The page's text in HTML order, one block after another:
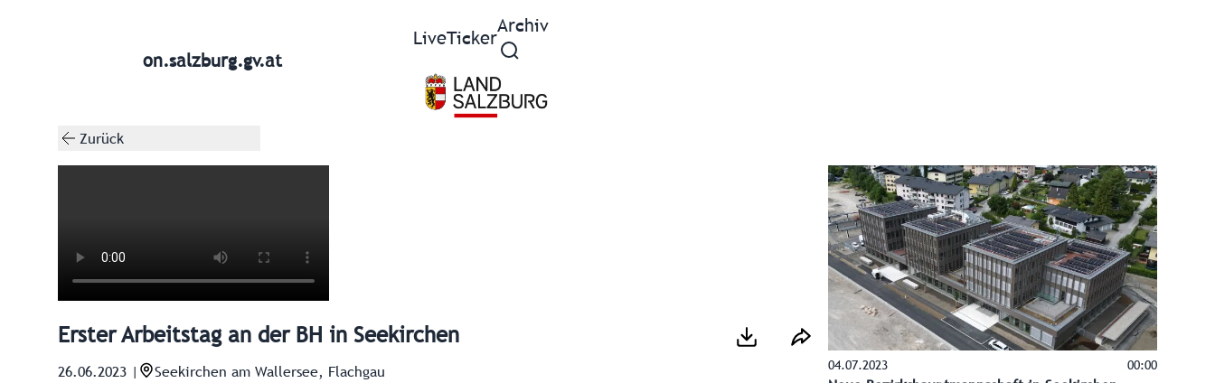
on.salzburg.gv.at
LiveTicker
Archiv
Zurück
Erster Arbeitstag an der BH in Seekirchen
26.06.2023
Seekirchen am Wallersee, Flachgau
04.07.2023 00:00